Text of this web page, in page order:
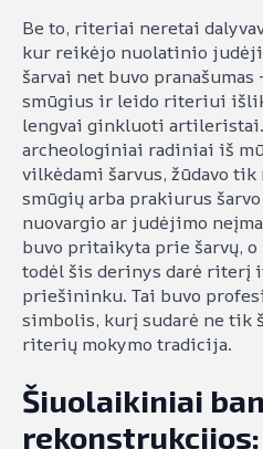
Be to, riteriai neretai
kur reikėjo nuolatinio
šarvai net buvo
smūgius ir leido riteriui
lengvai ginkluoti
archeologiniai radiniai iš
vilkėdami šarvus, žūdavo
smūgių arba prakiurus
nuovargio ar judėjimo
buvo pritaikyta prie šarvų,
todėl šis derinys darė riterį
priešininku. Tai buvo
simbolis, kurį sudarė ne tik
riterių mokymo tradicija.
Šiuolaikiniai